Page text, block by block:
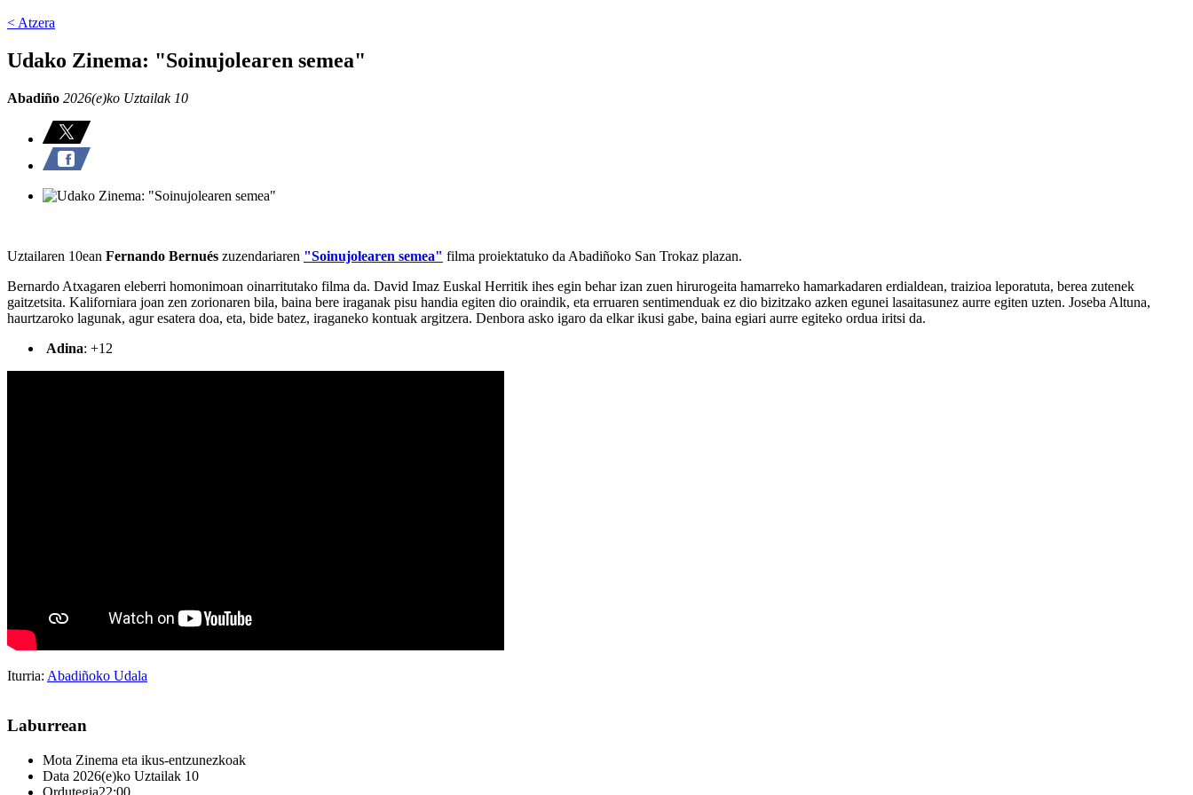
< Atzera
Udako Zinema: "Soinujolearen semea"
Abadiño 2026(e)ko Uztailak 10
Uztailaren 10ean Fernando Bernués zuzendariaren "Soinujolearen semea" filma proiektatuko da Abadiñoko San Trokaz plazan.
Bernardo Atxagaren eleberri homonimoan oinarritutako filma da. David Imaz Euskal Herritik ihes egin behar izan zuen hirurogeita hamarreko hamarkadaren erdialdean, traizioa leporatuta, berea zutenek
gaitzetsita. Kaliforniara joan zen zorionaren bila, baina bere iraganak pisu handia egiten dio oraindik, eta erruaren sentimenduak ez dio bizitzako azken egunei lasaitasunez aurre egiten uzten. Joseba Altuna,
haurtzaroko lagunak, agur esatera doa, eta, bide batez, iraganeko kontuak argitzera. Denbora asko igaro da elkar ikusi gabe, baina egiari aurre egiteko ordua iritsi da.
Adina: +12
Iturria: Abadiñoko Udala
Laburrean
Mota Zinema eta ikus-entzunezkoak
Data 2026(e)ko Uztailak 10